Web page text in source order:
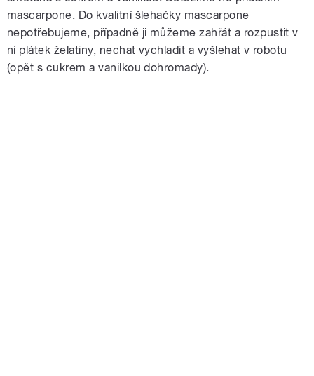
mascarpone. Do kvalitní šlehačky mascarpone
nepotřebujeme, případně ji můžeme zahřát a rozpustit v
ní plátek želatiny, nechat vychladit a vyšlehat v robotu
(opět s cukrem a vanilkou dohromady).